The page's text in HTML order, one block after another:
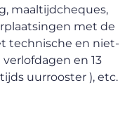
maaltijdcheques,
met de
technische en niet-
en 13
uurrooster ), etc.